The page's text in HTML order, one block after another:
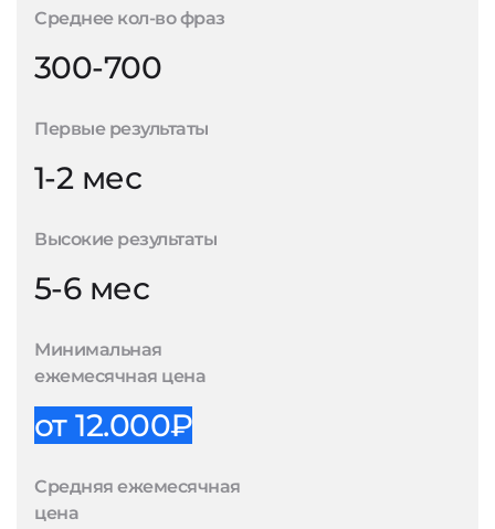
Среднее кол-во фраз
300-700
Первые результаты
1-2 мес
Высокие результаты
5-6 мес
Минимальная
ежемесячная цена
от 12.000₽
Средняя ежемесячная
цена